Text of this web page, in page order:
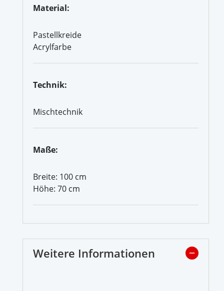
Material:
Pastellkreide
Acrylfarbe
Technik:
Mischtechnik
Maße:
Breite: 100 cm
Höhe: 70 cm
Weitere Informationen